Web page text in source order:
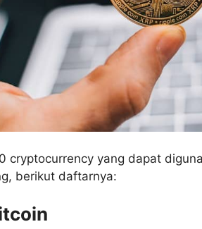
cryptocurrency yang dapat
berikut daftarnya: